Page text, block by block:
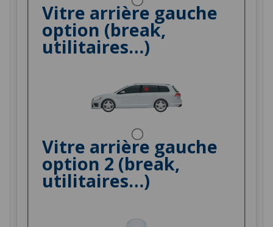
Vitre arrière gauche
option (break,
utilitaires…)
Vitre arrière gauche
option 2 (break,
utilitaires…)